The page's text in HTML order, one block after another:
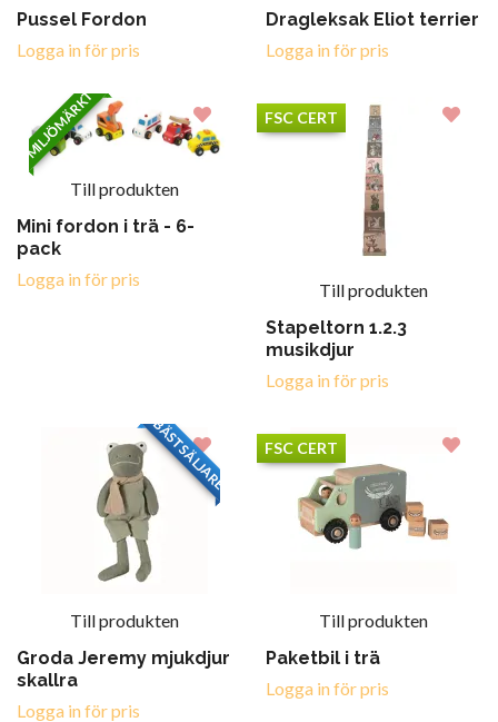
Pussel Fordon
Logga in för pris
Dragleksak Eliot terrier
Logga in för pris
MILJÖMÄRKT
Till produkten
Mini fordon i trä - 6-
pack
Logga in för pris
FSC CERT
Till produkten
Stapeltorn 1.2.3
musikdjur
Logga in för pris
BÄSTSÄLJARE
Till produkten
Groda Jeremy mjukdjur
skallra
Logga in för pris
FSC CERT
Till produkten
Paketbil i trä
Logga in för pris